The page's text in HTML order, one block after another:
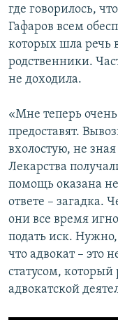
где говорилось,
Гафаров всем
которых шла речь
родственники.
не доходила.
«Мне теперь
предоставят.
вхолостую, не
Лекарства
помощь оказана
ответе – загадка.
они все время
подать иск.
что адвокат – это
статусом, который
адвокатской